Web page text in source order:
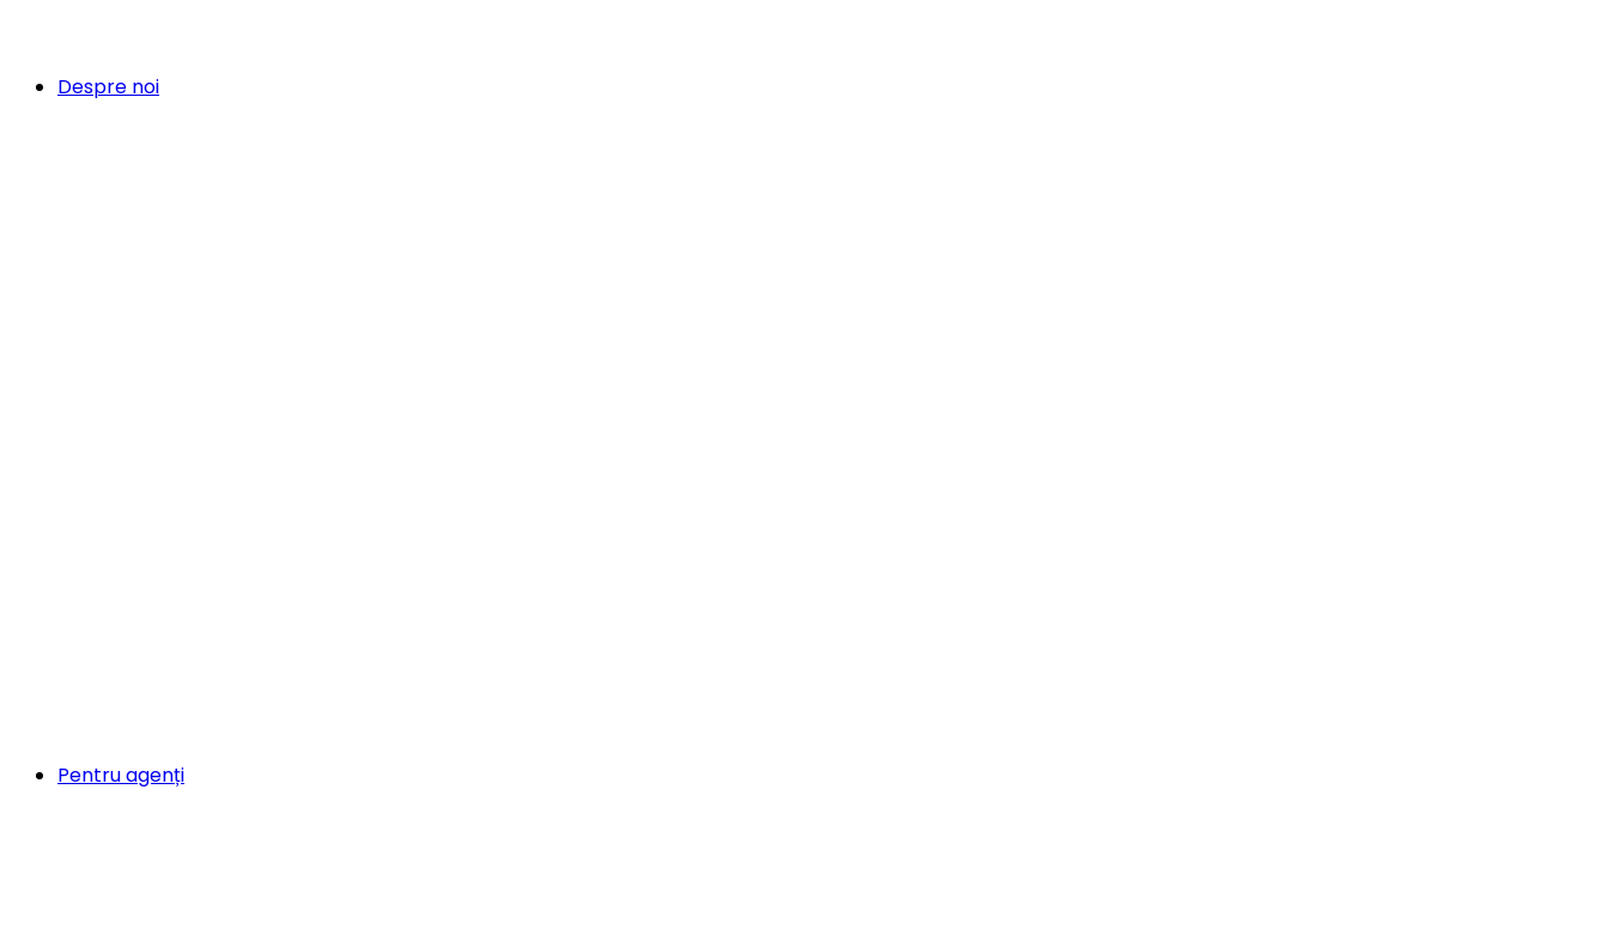
Despre noi
Pentru agenți